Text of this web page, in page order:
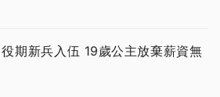
期新兵入伍 19歲公主放棄薪資無